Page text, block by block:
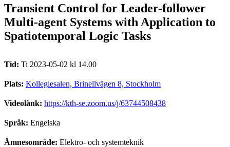
Transient Control for Leader-follower
Multi-agent Systems with Application to
Spatiotemporal Logic Tasks
Tid: Ti 2023-05-02 kl 14.00
Plats: Kollegiesalen, Brinellvägen 8, Stockholm
Videolänk: https://kth-se.zoom.us/j/63744508438
Språk: Engelska
Ämnesområde: Elektro- och systemteknik